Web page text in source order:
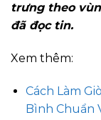
trưng theo
đã đọc tin.
Xem thêm:
Cách Làm
Bình Chuẩn